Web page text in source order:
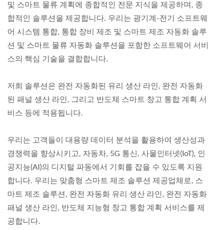
및 스마트 물류 계획에 종합적인 전문 지식을 제공하며, 종
합적인 솔루션을 제공합니다. 우리는 광기계-전기 소프트웨
어 시스템 통합, 통합 장비 제조 및 스마트 제조 자동화 솔루
션 및 스마트 물류 자동화 솔루션을 포함한 소프트웨어 서비
스의 핵심 기술을 결합합니다.
저희 솔루션은 완전 자동화된 유리 생산 라인, 완전 자동화
된 패널 생산 라인, 그리고 반도체 스마트 창고 통합 계획 서
비스 등에 적용됩니다.
우리는 고객들이 대용량 데이터 분석을 활용하여 생산성과
경쟁력을 향상시키고, 자동차, 5G 통신, 사물인터넷(IoT), 인
공지능(AI)의 디지털 파동에서 기회를 잡을 수 있도록 지원
합니다. 우리는 맞춤형 스마트 제조 솔루션 제공업체로, 스
마트 제조 솔루션, 완전 자동화 유리 생산 라인, 완전 자동화
패널 생산 라인, 반도체 지능형 창고 통합 계획 서비스를 제
공합니다.